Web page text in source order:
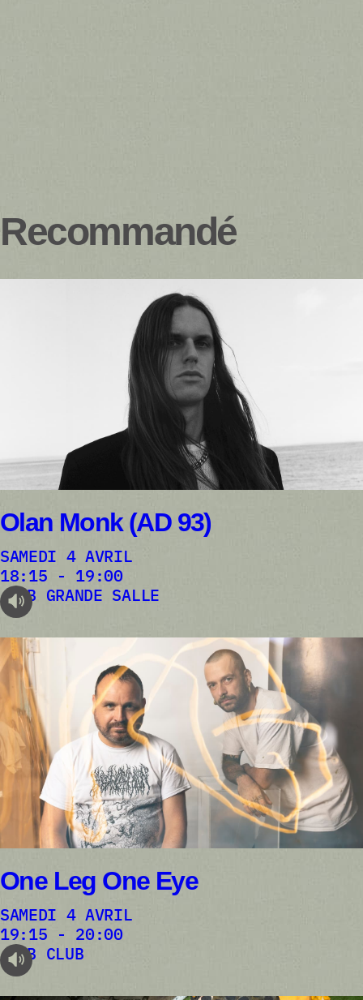
Recommandé
Olan Monk (AD 93)
SAMEDI 4 AVRIL
18:15 - 19:00
audioplayer.listen
AB GRANDE SALLE
One Leg One Eye
SAMEDI 4 AVRIL
19:15 - 20:00
audioplayer.listen
AB CLUB